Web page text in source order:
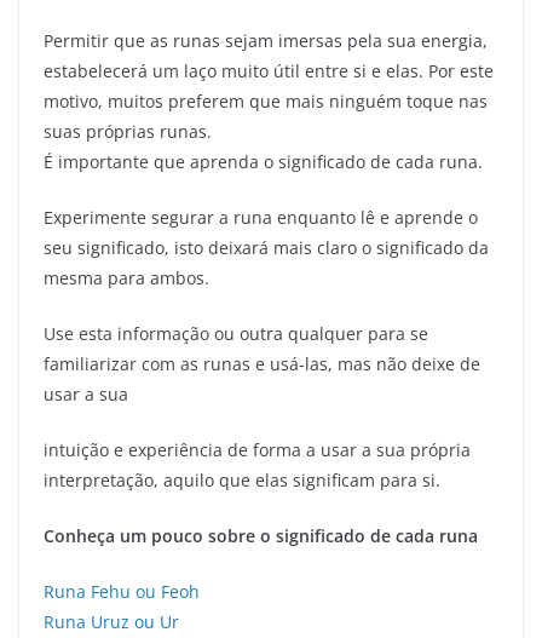
Permitir que as runas sejam imersas pela sua energia,
estabelecerá um laço muito útil entre si e elas. Por este
motivo, muitos preferem que mais ninguém toque nas
suas próprias runas.
É importante que aprenda o significado de cada runa.
Experimente segurar a runa enquanto lê e aprende o
seu significado, isto deixará mais claro o significado da
mesma para ambos.
Use esta informação ou outra qualquer para se
familiarizar com as runas e usá-las, mas não deixe de
usar a sua
intuição e experiência de forma a usar a sua própria
interpretação, aquilo que elas significam para si.
Conheça um pouco sobre o significado de cada runa
Runa Fehu ou Feoh
Runa Uruz ou Ur